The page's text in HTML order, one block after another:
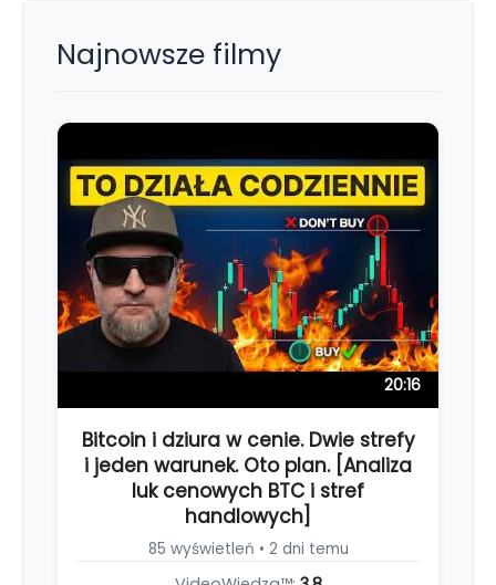
Najnowsze filmy
20:16
Bitcoin i dziura w cenie. Dwie strefy
i jeden warunek. Oto plan. [Analiza
luk cenowych BTC i stref
handlowych]
85 wyświetleń • 2 dni temu